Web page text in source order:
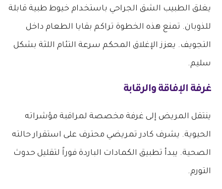
يغلق الطبيب الشق الجراحي باستخدام خيوط طبية قابلة
للذوبان. تمنع هذه الخطوة تراكم بقايا الطعام داخل
التجويف. يعزز الإغلاق المحكم سرعة التئام اللثة بشكل
سليم.
غرفة الإفاقة والرقابة
ينتقل المريض إلى غرفة مخصصة لمراقبة مؤشراته
الحيوية. يشرف كادر تمريضي محترف على استقرار حالته
الصحية. يبدأ تطبيق الكمادات الباردة فوراً لتقليل حدوث
التورم.